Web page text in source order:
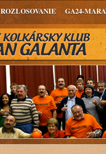
ROZLOSOVANIE GA24-